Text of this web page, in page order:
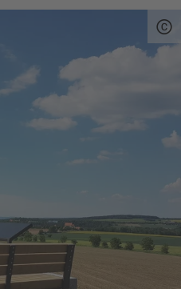
sowie die
Die Blickpunkte
Die Maßnahme
Fonds für
(EFRE) – Ziel ETZ
Republik 2014
auf der Grundlage
vorhandenen
und des Montanerbes,